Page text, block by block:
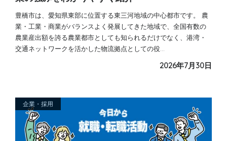
豊橋市は、愛知県東部に位置する東三河地域の中心都市です。 農
業・工業・商業がバランスよく発展してきた地域で、全国有数の
農業産出額を誇る農業都市としても知られるだけでなく、港湾・
交通ネットワークを活かした物流拠点としての役…
2026年7月30日
企業・採用